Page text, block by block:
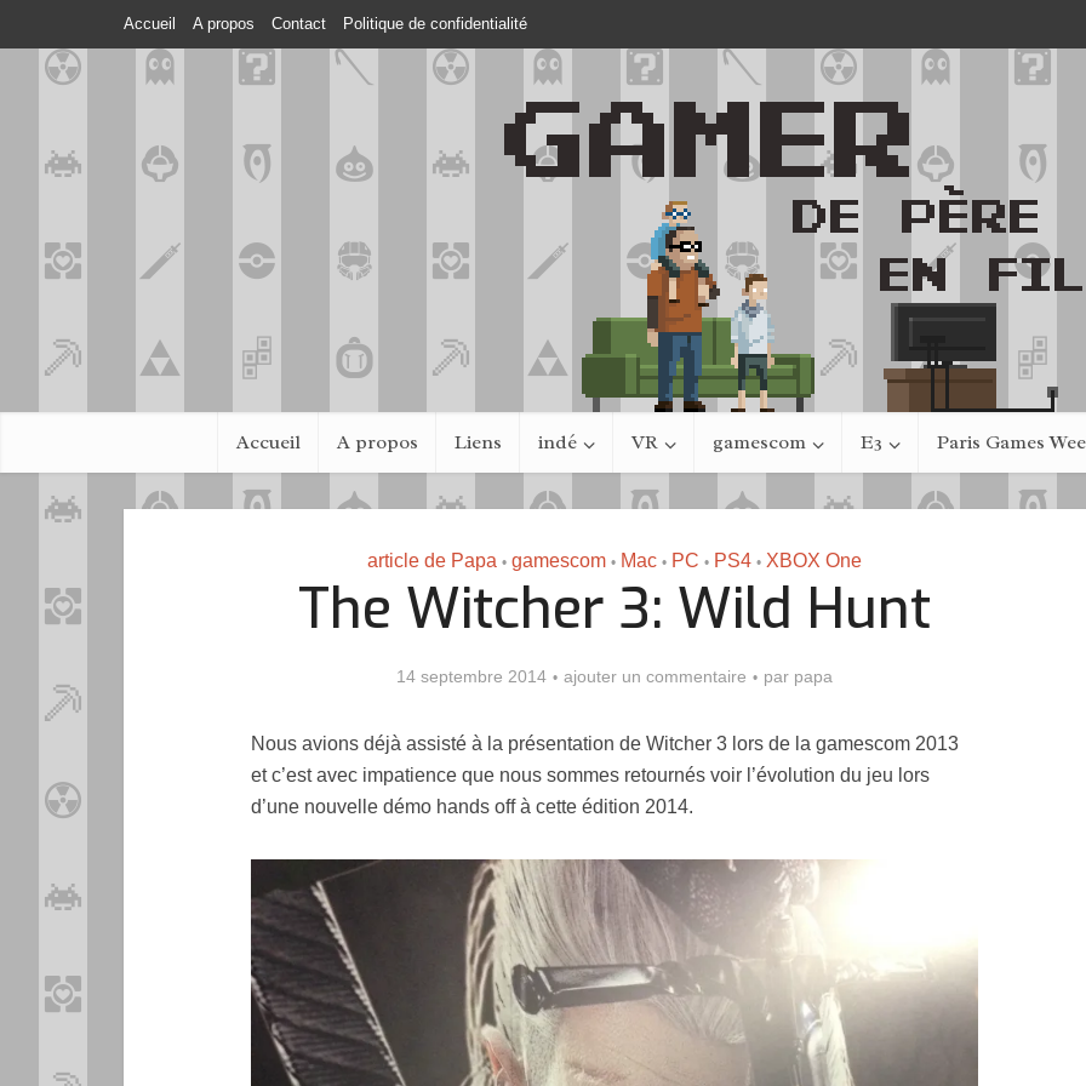
Accueil A propos Contact Politique de confidentialité
Accueil A propos Liens indé VR gamescom E3 Paris Games
article de Papa • gamescom • Mac • PC • PS4 • XBOX One
The Witcher 3: Wild Hunt
14 septembre 2014 ajouter un commentaire par papa
Nous avions déjà assisté à la présentation de Witcher 3 lors de la gamescom 2013
et c’est avec impatience que nous sommes retournés voir l’évolution du jeu lors
d’une nouvelle démo hands off à cette édition 2014.
Looking for Fael
Assassin’s Creed Black